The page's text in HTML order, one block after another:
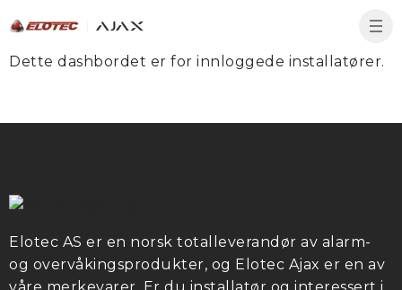
Dette dashbordet er for innloggede installatører.
Elotec AS er en norsk totalleverandør av alarm-
og overvåkingsprodukter, og Elotec Ajax er en av